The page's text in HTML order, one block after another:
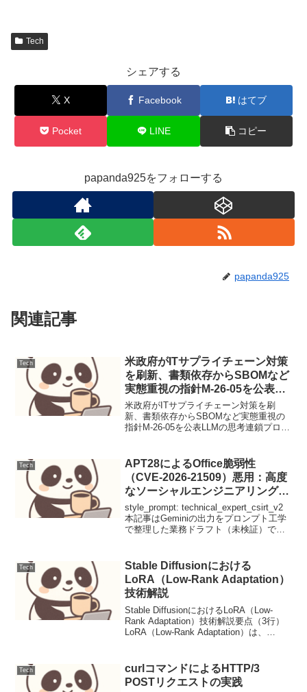
Tech
シェアする
X Facebook はてブ
Pocket LINE コピー
papanda925をフォローする
papanda925
関連記事
Tech
米政府がITサプライチェーン対策
を刷新、書類依存からSBOMなど
実態重視の指針M-26-05を公表
（運用連絡）
米政府がITサプライチェーン対策を刷
新、書類依存からSBOMなど実態重視の
指針M-26-05を公表LLMの思考連鎖プロン
からの問い合わせ対応を自動化するLLM
プロ...
Tech
APT28によるOffice脆弱性
（CVE-2026-21509）悪用：高度
なソーシャルエンジニアリングと
技術的対策
style_prompt: technical_expert_csirt_v2
本記事はGeminiの出力をプロンプト工学
で整理した業務ドラフト（未検証）で
Tech
Stable Diffusionにおける
LoRA（Low-Rank Adaptation）
技術解説
Stable DiffusionにおけるLoRA（Low-
Rank Adaptation）技術解説要点（3行）
LoRA（Low-Rank Adaptation）は、
Tech
curlコマンドによるHTTP/3
POSTリクエストの実践